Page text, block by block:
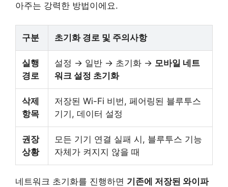
아주는 강력한 방법이에요.
구분 초기화 경로 및 주의사항
실행
경로
설정 → 일반 → 초기화 → 모바일 네트
워크 설정 초기화
삭제
항목
저장된 Wi-Fi 비번, 페어링된 블루투스
기기, 데이터 설정
권장
상황
모든 기기 연결 실패 시, 블루투스 기능
자체가 켜지지 않을 때
네트워크 초기화를 진행하면 기존에 저장된 와이파